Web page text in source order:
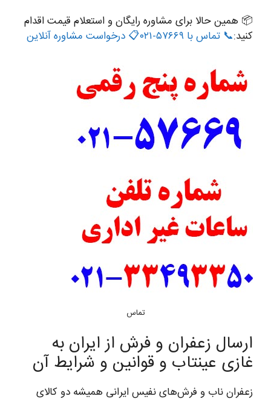
📦 همین حالا برای مشاوره رایگان و استعلام قیمت اقدام
کنید:📞 تماس با ۵۷۶۶۹-۰۲۱ 📋 درخواست مشاوره آنلاین
تماس
ارسال زعفران و فرش از ایران به
غازی عینتاب و قوانین و شرایط آن
زعفران ناب و فرش‌های نفیس ایرانی همیشه دو کالای